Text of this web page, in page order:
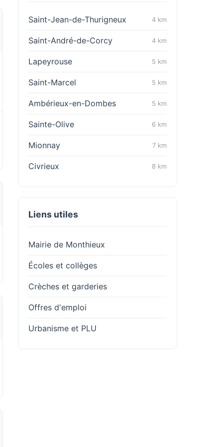
Saint-Jean-de-Thurigneux 4 km
Saint-André-de-Corcy 4 km
Lapeyrouse 5 km
Saint-Marcel 5 km
Ambérieux-en-Dombes 5 km
Sainte-Olive 6 km
Mionnay 7 km
Civrieux 8 km
Liens utiles
Mairie de Monthieux
Écoles et collèges
Crèches et garderies
Offres d'emploi
Urbanisme et PLU